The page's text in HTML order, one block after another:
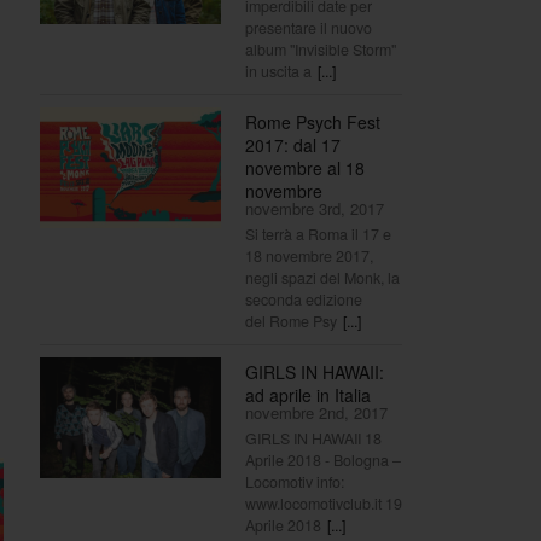
imperdibili date per
presentare il nuovo
album "Invisible Storm"
in uscita a [...]
Rome Psych Fest
2017: dal 17
novembre al 18
novembre
novembre 3rd, 2017
Si terrà a Roma il 17 e
18 novembre 2017,
negli spazi del Monk, la
seconda edizione
del Rome Psy [...]
GIRLS IN HAWAII:
ad aprile in Italia
novembre 2nd, 2017
GIRLS IN HAWAII 18
Aprile 2018 - Bologna –
Locomotiv info:
www.locomotivclub.it 19
Aprile 2018 [...]